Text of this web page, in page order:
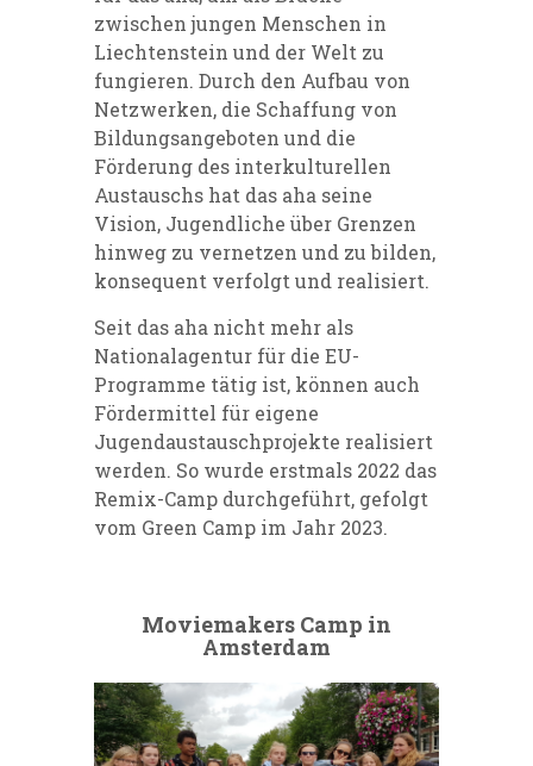
zwischen jungen Menschen in
Liechtenstein und der Welt zu
fungieren. Durch den Aufbau von
Netzwerken, die Schaffung von
Bildungsangeboten und die
Förderung des interkulturellen
Austauschs hat das aha seine
Vision, Jugendliche über Grenzen
hinweg zu vernetzen und zu bilden,
konsequent verfolgt und realisiert.
Seit das aha nicht mehr als
Nationalagentur für die EU-
Programme tätig ist, können auch
Fördermittel für eigene
Jugendaustauschprojekte realisiert
werden. So wurde erstmals 2022 das
Remix-Camp durchgeführt, gefolgt
vom Green Camp im Jahr 2023.
Moviemakers Camp in
Amsterdam